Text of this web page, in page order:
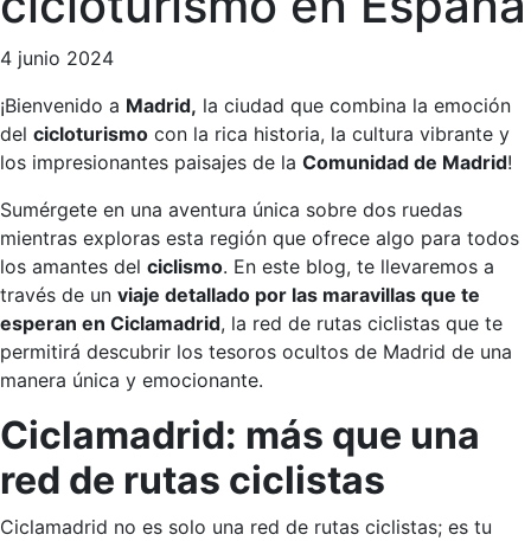
4 junio 2024
¡Bienvenido a Madrid, la ciudad que combina la emoción
del cicloturismo con la rica historia, la cultura vibrante y
los impresionantes paisajes de la Comunidad de Madrid!
Sumérgete en una aventura única sobre dos ruedas
mientras exploras esta región que ofrece algo para todos
los amantes del ciclismo. En este blog, te llevaremos a
través de un viaje detallado por las maravillas que te
esperan en Ciclamadrid, la red de rutas ciclistas que te
permitirá descubrir los tesoros ocultos de Madrid de una
manera única y emocionante.
Ciclamadrid: más que una
red de rutas ciclistas
Ciclamadrid no es solo una red de rutas ciclistas; es tu